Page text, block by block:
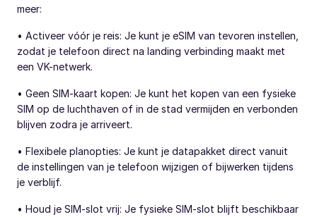
meer:
• Activeer vóór je reis: Je kunt je eSIM van tevoren instellen,
zodat je telefoon direct na landing verbinding maakt met
een VK-netwerk.
• Geen SIM-kaart kopen: Je kunt het kopen van een fysieke
SIM op de luchthaven of in de stad vermijden en verbonden
blijven zodra je arriveert.
• Flexibele planopties: Je kunt je datapakket direct vanuit
de instellingen van je telefoon wijzigen of bijwerken tijdens
je verblijf.
• Houd je SIM-slot vrij: Je fysieke SIM-slot blijft beschikbaar